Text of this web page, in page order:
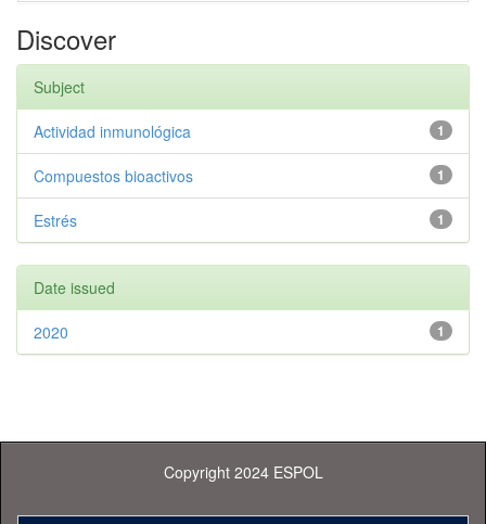
Discover
Subject
1
Actividad inmunológica
1
Compuestos bioactivos
1
Estrés
Date issued
1
2020
Copyright 2024 ESPOL